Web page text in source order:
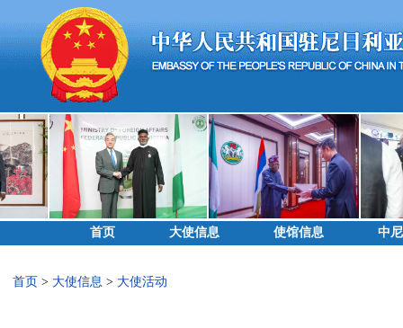
首页 大使信息 使馆信息 中
首页 > 大使信息 > 大使活动